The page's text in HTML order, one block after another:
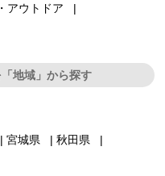
アウトドア
地域」から探す
宮城県
秋田県